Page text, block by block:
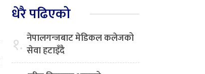
धेरै पढिएको
१. नेपालगन्जबाट मेडिकल कलेजको
सेवा हटाइँदै